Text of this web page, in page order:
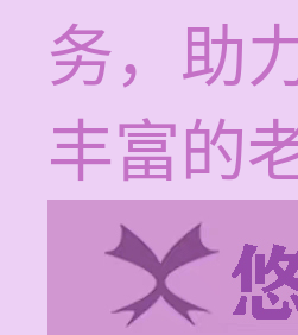
务，助
丰富的